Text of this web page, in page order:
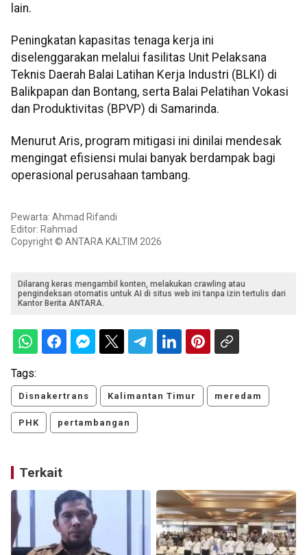
lain.
Peningkatan kapasitas tenaga kerja ini
diselenggarakan melalui fasilitas Unit Pelaksana
Teknis Daerah Balai Latihan Kerja Industri (BLKI) di
Balikpapan dan Bontang, serta Balai Pelatihan Vokasi
dan Produktivitas (BPVP) di Samarinda.
Menurut Aris, program mitigasi ini dinilai mendesak
mengingat efisiensi mulai banyak berdampak bagi
operasional perusahaan tambang.
Pewarta: Ahmad Rifandi
Editor: Rahmad
Copyright © ANTARA KALTIM 2026
Dilarang keras mengambil konten, melakukan crawling atau
pengindeksan otomatis untuk AI di situs web ini tanpa izin tertulis dari
Kantor Berita ANTARA.
Tags:
Disnakertrans Kalimantan Timur meredam
PHK pertambangan
Terkait